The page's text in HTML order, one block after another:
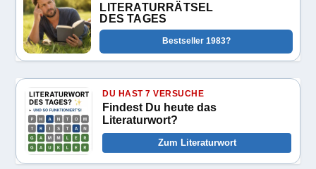
LITERATURRÄTSEL
DES TAGES
Bestseller 1983?
DU HAST 7 VERSUCHE
Findest Du heute das
Literaturwort?
Zum Literaturwort